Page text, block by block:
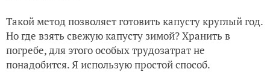
Такой метод позволяет готовить капусту круглый год.
Но где взять свежую капусту зимой? Хранить в
погребе, для этого особых трудозатрат не
понадобится. Я использую простой способ.